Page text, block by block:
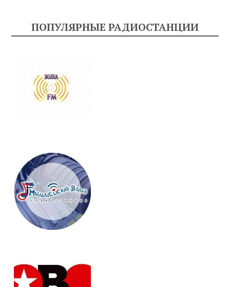
ПОПУЛЯРНЫЕ РАДИОСТАНЦИИ